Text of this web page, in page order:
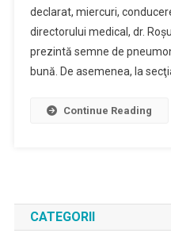
declarat, miercuri,
directorului medical, dr.
prezintă semne de
bună. De asemenea, la
Continue Reading
CATEGORII